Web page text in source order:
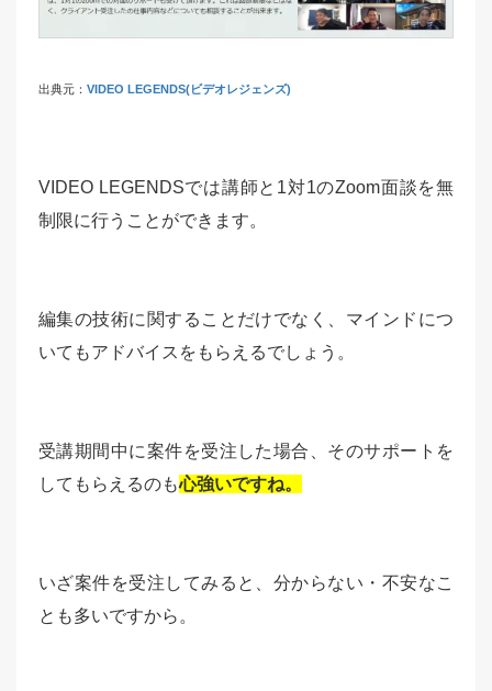
出典元： VIDEO LEGENDS(ビデオレジェンズ)
VIDEO LEGENDSでは講師と1対1のZoom面談を無
制限に行うことができます。
編集の技術に関することだけでなく、マインドにつ
いてもアドバイスをもらえるでしょう。
受講期間中に案件を受注した場合、そのサポートを
してもらえるのも心強いですね。
いざ案件を受注してみると、分からない・不安なこ
とも多いですから。